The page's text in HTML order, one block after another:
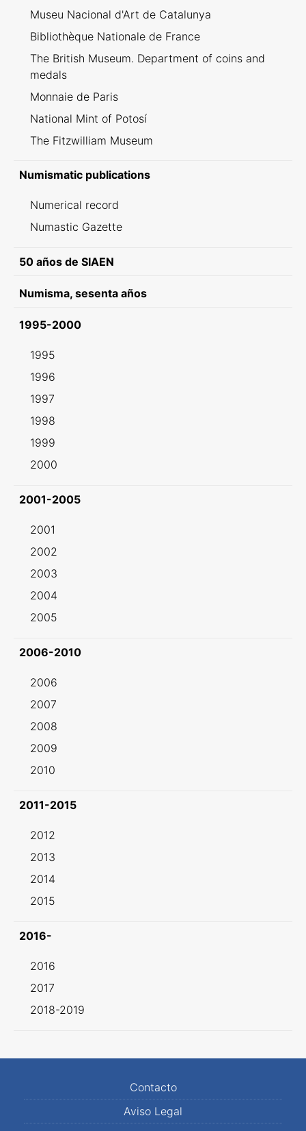
Museu Nacional d'Art de Catalunya
Bibliothèque Nationale de France
The British Museum. Department of coins and
medals
Monnaie de Paris
National Mint of Potosí
The Fitzwilliam Museum
Numismatic publications
Numerical record
Numastic Gazette
50 años de SIAEN
Numisma, sesenta años
1995-2000
1995
1996
1997
1998
1999
2000
2001-2005
2001
2002
2003
2004
2005
2006-2010
2006
2007
2008
2009
2010
2011-2015
2012
2013
2014
2015
2016-
2016
2017
2018-2019
Contacto
Aviso Legal